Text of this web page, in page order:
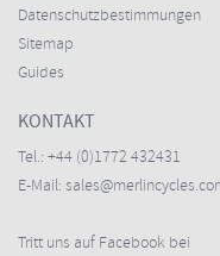
Datenschutzbestimmungen
Sitemap
Guides
KONTAKT
Tel.: +44 (0)1772 432431
E-Mail:
Tritt uns auf Facebook bei